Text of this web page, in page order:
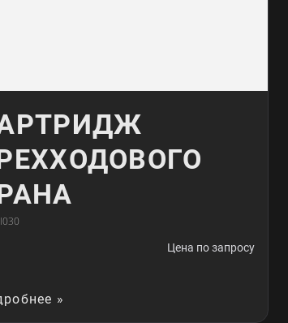
Цена по запросу
»